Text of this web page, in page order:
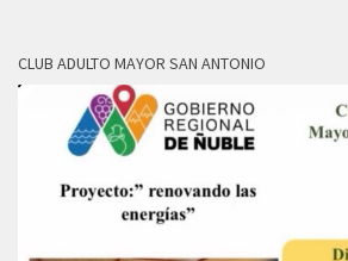
CLUB ADULTO MAYOR SAN ANTONIO